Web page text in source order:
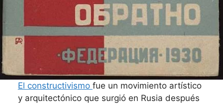
El constructivismo fue un movimiento artístico
y arquitectónico que surgió en Rusia después